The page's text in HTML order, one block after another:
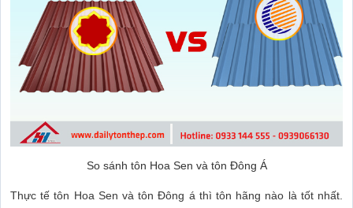
So sánh tôn Hoa Sen và tôn Đông Á
Thực tế tôn Hoa Sen và tôn Đông á thì tôn hãng nào là tốt nhất.